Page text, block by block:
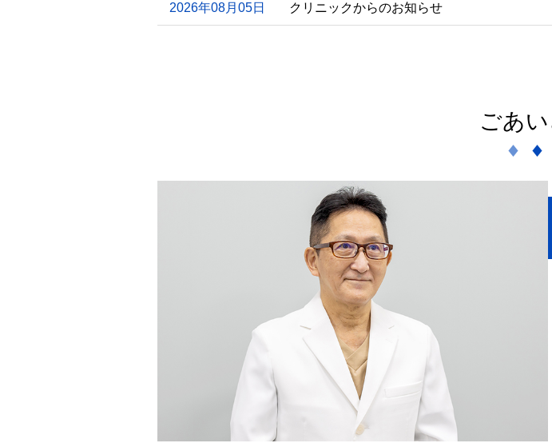
2026年08月05日 クリニックからのお知らせ
ごあ